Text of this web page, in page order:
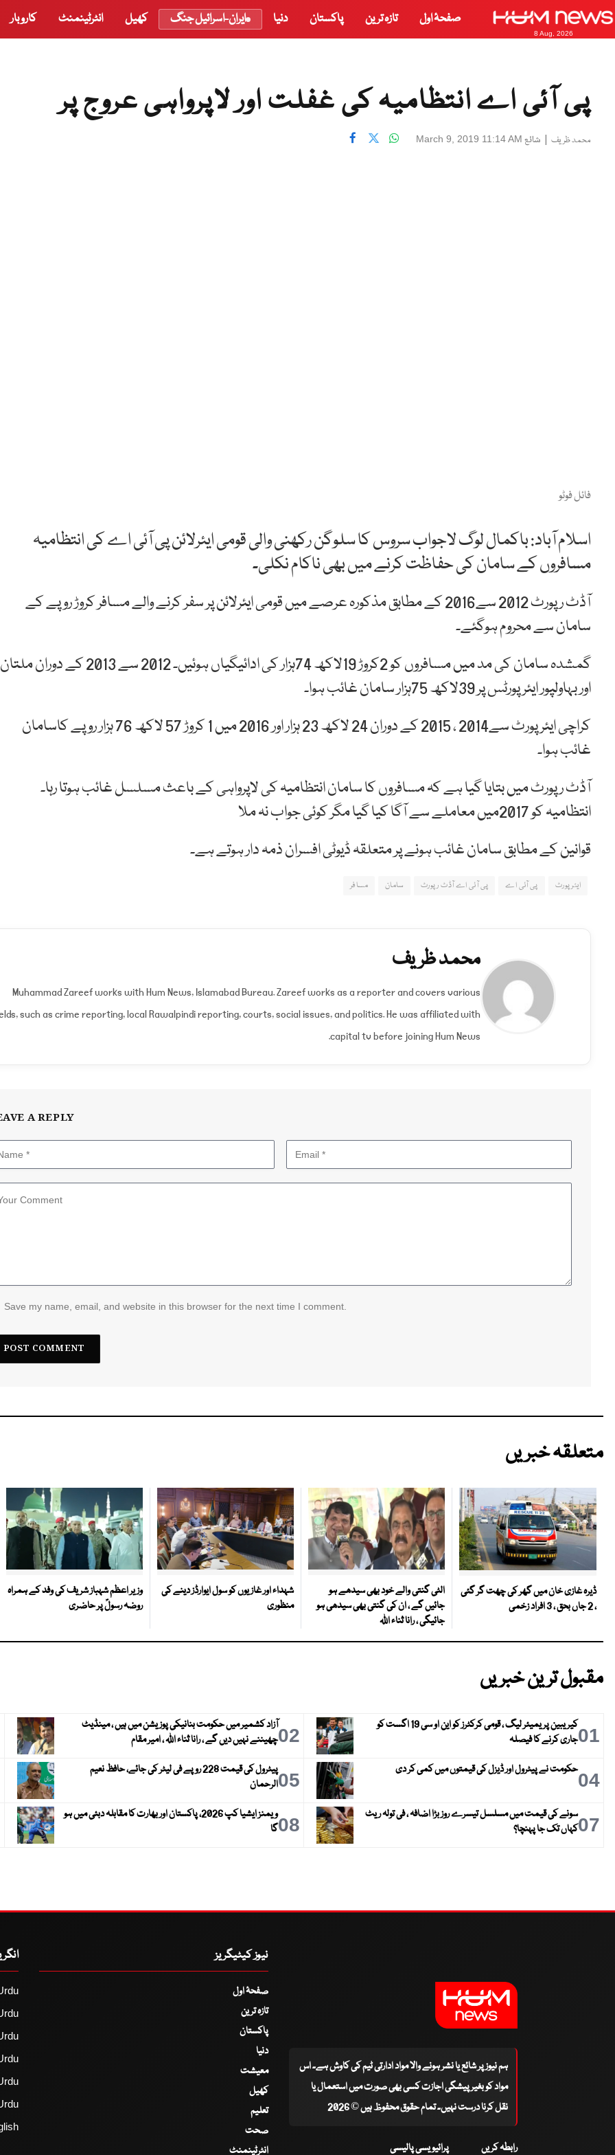
8 Aug, 2026
صفحۂ اول تازہ ترین پاکستان دنیا ایران-اسرائیل جنگ کھیل انٹرٹینمنٹ کاروبار
پی آئی اے انتظامیہ کی غفلت اور لاپرواہی عروج پر
محمد ظریف | شائع March 9, 2019 11:14 AM
فائل فوٹو
اسلام آباد: باکمال لوگ لاجواب سروس کا سلوگن رکھنی والی قومی ایئرلائن پی آئی اے کی انتظامیہ
مسافروں کے سامان کی حفاظت کرنے میں بھی ناکام نکلی۔
آڈٹ رپورٹ 2012 سے2016 کے مطابق مذکورہ عرصے میں قومی ایئرلائن پر سفر کرنے والے مسافر کروڑ روپے کے
سامان سے محروم ہوگئے۔
گمشدہ سامان کی مد میں مسافروں کو 2کروڑ 19لاکھ 74ہزار کی ادائیگیاں ہوئیں۔ 2012 سے 2013 کے دوران ملتان
اور بہاولپور ایئرپورٹس پر 39لاکھ 75ہزار سامان غائب ہوا۔
کراچی ایئر پورٹ سے2014 ، 2015 کے دوران 24 لاکھ 23 ہزار اور 2016 میں 1 کروڑ 57 لاکھ 76 ہزار روپے کاسامان
غائب ہوا۔
آڈٹ رپورٹ میں بتایا گیا ہے کہ مسافروں کا سامان انتظامیہ کی لاپرواہی کے باعث مسلسل غائب ہوتا رہا۔
انتظامیہ کو 2017میں معاملے سے آگا کیا گیا مگر کوئی جواب نہ ملا
قوانین کے مطابق سامان غائب ہونے پر متعلقہ ڈیوٹی افسران ذمہ دار ہوتے ہے۔
ایئرپورٹ پی آئی اے پی آئی اے آڈٹ رپورٹ سامان مسافر
محمد ظریف
Muhammad Zareef works with Hum News, Islamabad Bureau. Zareef works as a reporter and covers various
such as crime reporting, local Rawalpindi reporting, courts, social issues, and politics. He was affiliated with
capital tv before joining Hum News.
A REPLY
Save my name, email, and website in this browser for the next time I comment.
متعلقہ خبریں
ڈیرہ غازی خان میں گھر کی چھت گر گئی
، 2 جاں بحق ، 3 افراد زخمی
الٹی گنتی والے خود بھی سیدھے ہو
جائیں گے ، ان کی گنتی بھی سیدھی ہو
جائیگی ، رانا ثناء اللہ
شہداء اور غازیوں کو سول ایوارڈز دینے کی
منظوری
وزیر اعظم شہباز شریف کی وفد کے ہمراہ
روضہ رسولؐ پر حاضری
مقبول ترین خبریں
01
کیریبین پریمیئر لیگ ، قومی کرکٹرز کو این او سی 19 اگست کو
جاری کرنے کا فیصلہ
02آزاد کشمیر میں حکومت بنانیکی پوزیشن میں ہیں ، مینڈیٹ
چھیننے نہیں دیں گے ، رانا ثناء اللہ ، امیر مقام
04حکومت نے پیٹرول اور ڈیزل کی قیمتوں میں کمی کر دی 05
پیٹرول کی قیمت 228 روپے فی لیٹر کی جائے، حافظ نعیم
الرحمان
07سونے کی قیمت میں مسلسل تیسرے روز بڑا اضافہ ، فی تولہ ریٹ
کہاں تک جا پہنچا؟
08
ویمنز ایشیا کپ 2026، پاکستان اور بھارت کا مقابلہ دبئی میں ہو
گا
ہم نیوز پر شائع یا نشر ہونے والا مواد ادارتی ٹیم کی کاوش ہے۔ اس
مواد کو بغیر پیشگی اجازت کسی بھی صورت میں استعمال یا
نقل کرنا درست نہیں۔ تمام حقوق محفوظ ہیں © 2026
رابطہ کریں پرائیویسی پالیسی
نیوز کیٹیگریز
صفحۂ اول
تازہ ترین
پاکستان
دنیا
معیشت
کھیل
تعلیم
صحت
انٹرٹینمنٹ